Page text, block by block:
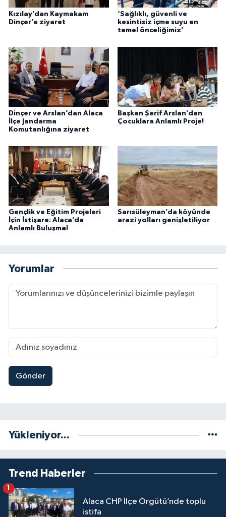
Kızılay’dan Kaymakam
Dinçer’e ziyaret
‘Sağlıklı, güvenli ve
kesintisiz içme suyu en
temel önceliğimiz’
Dinçer ve Arslan’dan Alaca
İlçe Jandarma
Komutanlığına ziyaret
Başkan Şerif Arslan’dan
Çocuklara Anlamlı Proje!
Gençlik ve Eğitim Projeleri
İçin İstişare: Alaca’da
Anlamlı Buluşma!
Sarısüleyman’da köyünde
arazi yolları genişletiliyor
Yorumlar
Gönder
Yükleniyor...
Trend Haberler
Alaca CHP İlçe Örgütü’nde toplu
istifa